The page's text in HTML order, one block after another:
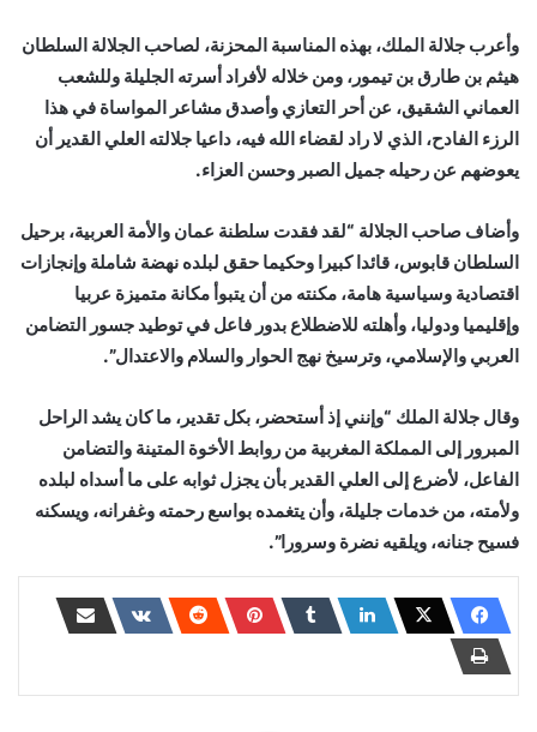
وأعرب جلالة الملك، بهذه المناسبة المحزنة، لصاحب الجلالة السلطان
هيثم بن طارق بن تيمور، ومن خلاله لأفراد أسرته الجليلة وللشعب
العماني الشقيق، عن أحر التعازي وأصدق مشاعر المواساة في هذا
الرزء الفادح، الذي لا راد لقضاء الله فيه، داعيا جلالته العلي القدير أن
يعوضهم عن رحيله جميل الصبر وحسن العزاء.
وأضاف صاحب الجلالة “لقد فقدت سلطنة عمان والأمة العربية، برحيل
السلطان قابوس، قائدا كبيرا وحكيما حقق لبلده نهضة شاملة وإنجازات
اقتصادية وسياسية هامة، مكنته من أن يتبوأ مكانة متميزة عربيا
وإقليميا ودوليا، وأهلته للاضطلاع بدور فاعل في توطيد جسور التضامن
العربي والإسلامي، وترسيخ نهج الحوار والسلام والاعتدال”.
وقال جلالة الملك “وإنني إذ أستحضر، بكل تقدير، ما كان يشد الراحل
المبرور إلى المملكة المغربية من روابط الأخوة المتينة والتضامن
الفاعل، لأضرع إلى العلي القدير بأن يجزل ثوابه على ما أسداه لبلده
ولأمته، من خدمات جليلة، وأن يتغمده بواسع رحمته وغفرانه، ويسكنه
فسيح جنانه، ويلقيه نضرة وسرورا”.